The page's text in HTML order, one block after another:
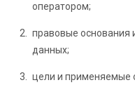
оператором;
правовые основания
данных;
цели и применяемые